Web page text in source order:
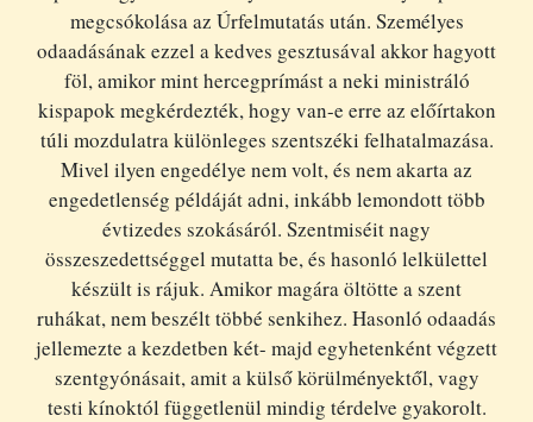
megcsókolása az Úrfelmutatás után. Személyes
odaadásának ezzel a kedves gesztusával akkor hagyott
föl, amikor mint hercegprímást a neki ministráló
kispapok megkérdezték, hogy van-e erre az előírtakon
túli mozdulatra különleges szentszéki felhatalmazása.
Mivel ilyen engedélye nem volt, és nem akarta az
engedetlenség példáját adni, inkább lemondott több
évtizedes szokásáról. Szentmiséit nagy
összeszedettséggel mutatta be, és hasonló lelkülettel
készült is rájuk. Amikor magára öltötte a szent
ruhákat, nem beszélt többé senkihez. Hasonló odaadás
jellemezte a kezdetben két- majd egyhetenként végzett
szentgyónásait, amit a külső körülményektől, vagy
testi kínoktól függetlenül mindig térdelve gyakorolt.